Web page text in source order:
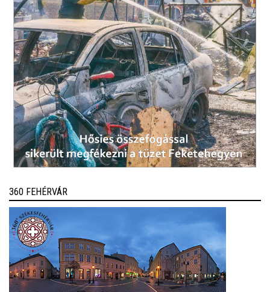
360 FEHÉRVÁR